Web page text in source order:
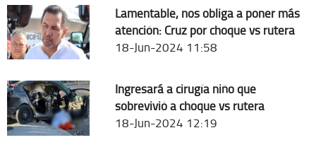
Lamentable, nos obliga a poner más
atención: Cruz por choque vs rutera
18-Jun-2024 11:58
Ingresará a cirugía niño que
sobrevivió a choque vs rutera
18-Jun-2024 12:19